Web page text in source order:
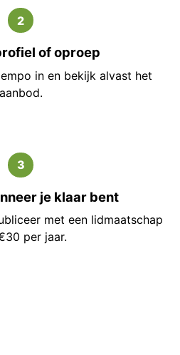
2
of oproep
in en bekijk alvast het
aanbod.
3
je klaar bent
met een lidmaatschap
per jaar.